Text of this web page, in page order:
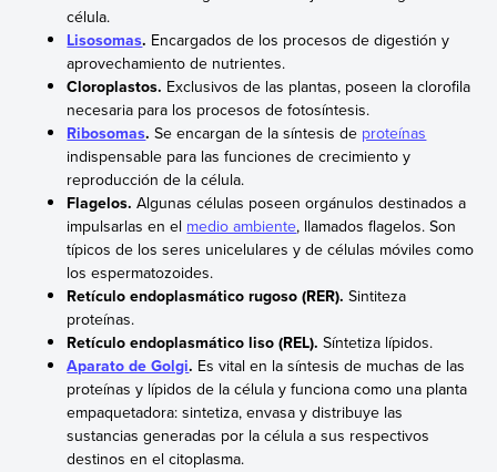
célula.
Lisosomas. Encargados de los procesos de digestión y
aprovechamiento de nutrientes.
Cloroplastos. Exclusivos de las plantas, poseen la clorofila
necesaria para los procesos de fotosíntesis.
Ribosomas. Se encargan de la síntesis de proteínas
indispensable para las funciones de crecimiento y
reproducción de la célula.
Flagelos. Algunas células poseen orgánulos destinados a
impulsarlas en el medio ambiente, llamados flagelos. Son
típicos de los seres unicelulares y de células móviles como
los espermatozoides.
Retículo endoplasmático rugoso (RER). Sintiteza
proteínas.
Retículo endoplasmático liso (REL). Síntetiza lípidos.
Aparato de Golgi. Es vital en la síntesis de muchas de las
proteínas y lípidos de la célula y funciona como una planta
empaquetadora: sintetiza, envasa y distribuye las
sustancias generadas por la célula a sus respectivos
destinos en el citoplasma.